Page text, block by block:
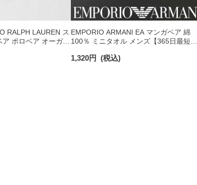
RALPH LAUREN ス
ポロベア オーガニ
EMPORIO ARMANI EA マンガベア 綿
100％ ミニタオル メンズ【365日最短翌
1,320円 (税込)